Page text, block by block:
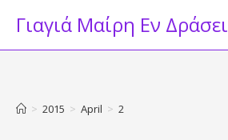
content
Γιαγιά Μαίρη Εν Δράσει
> 2015 > April > 2